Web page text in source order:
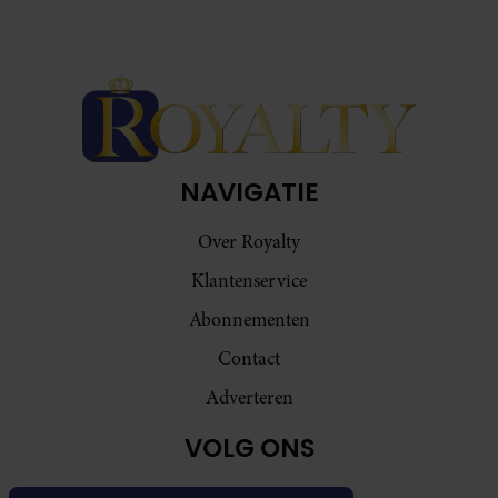
NAVIGATIE
Over Royalty
Klantenservice
Abonnementen
Contact
Adverteren
VOLG ONS